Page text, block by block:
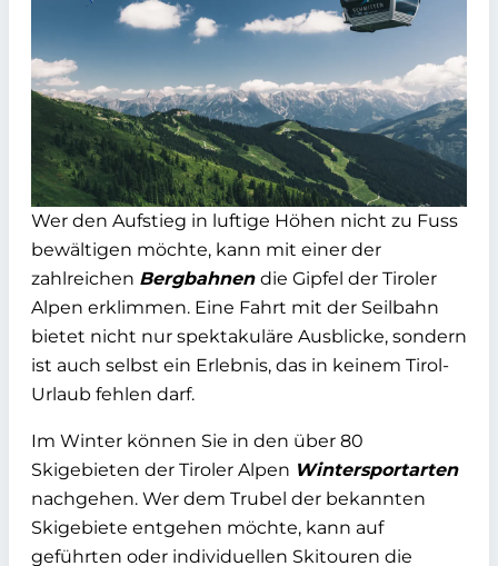
Wer den Aufstieg in luftige Höhen nicht zu Fuss
bewältigen möchte, kann mit einer der
zahlreichen Bergbahnen die Gipfel der Tiroler
Alpen erklimmen. Eine Fahrt mit der Seilbahn
bietet nicht nur spektakuläre Ausblicke, sondern
ist auch selbst ein Erlebnis, das in keinem Tirol-
Urlaub fehlen darf.
Im Winter können Sie in den über 80
Skigebieten der Tiroler Alpen Wintersportarten
nachgehen. Wer dem Trubel der bekannten
Skigebiete entgehen möchte, kann auf
geführten oder individuellen Skitouren die